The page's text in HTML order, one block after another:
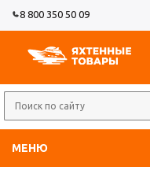
8 800 350 50 09
МЕНЮ